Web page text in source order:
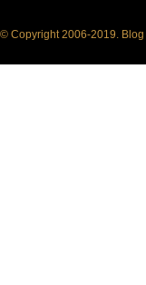
© Copyright 2006-2019.